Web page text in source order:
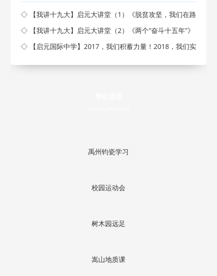
◇ 【我讲十九大】启元大讲堂（1）《脱贫攻坚，我们在路
上》开讲了
◇ 【我讲十九大】启元大讲堂（2）《两个“奋斗十五年”》
◇ 【启元国际中学】2017，我们积蓄力量！2018，我们实
禹州钧瓷学习
校园运动会
树木园远足
嵩山地质课